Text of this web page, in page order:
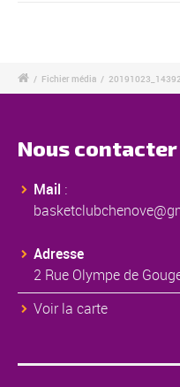
/ Fichier média /
Nous contacter
Mail :
Adresse
2 Rue Olympe de
Voir la carte